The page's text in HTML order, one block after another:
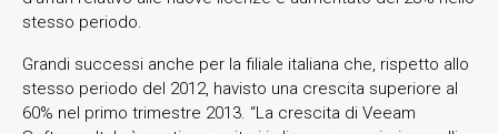
stesso periodo.
Grandi successi anche per la filiale italiana che, rispetto allo
stesso periodo del 2012, havisto una crescita superiore al
60% nel primo trimestre 2013. “La crescita di Veeam